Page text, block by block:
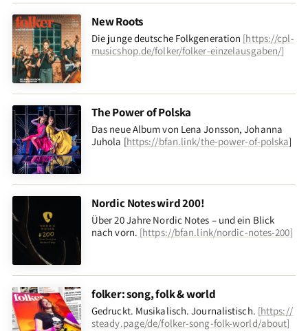
New Roots
Die junge deutsche Folkgeneration [https://cpl-
musicshop.de/folker/folker-einzelausgaben/]
The Power of Polska
Das neue Album von Lena Jonsson, Johanna
Juhola [https://bfan.link/the-power-of-polska]
Nordic Notes wird 200!
Über 20 Jahre Nordic Notes – und ein Blick
nach vorn. [https://bfan.link/nordic-notes-200]
folker: song, folk & world
Gedruckt. Musikalisch. Journalistisch. [https://
steady.page/de/folker-song-folk-world/about]